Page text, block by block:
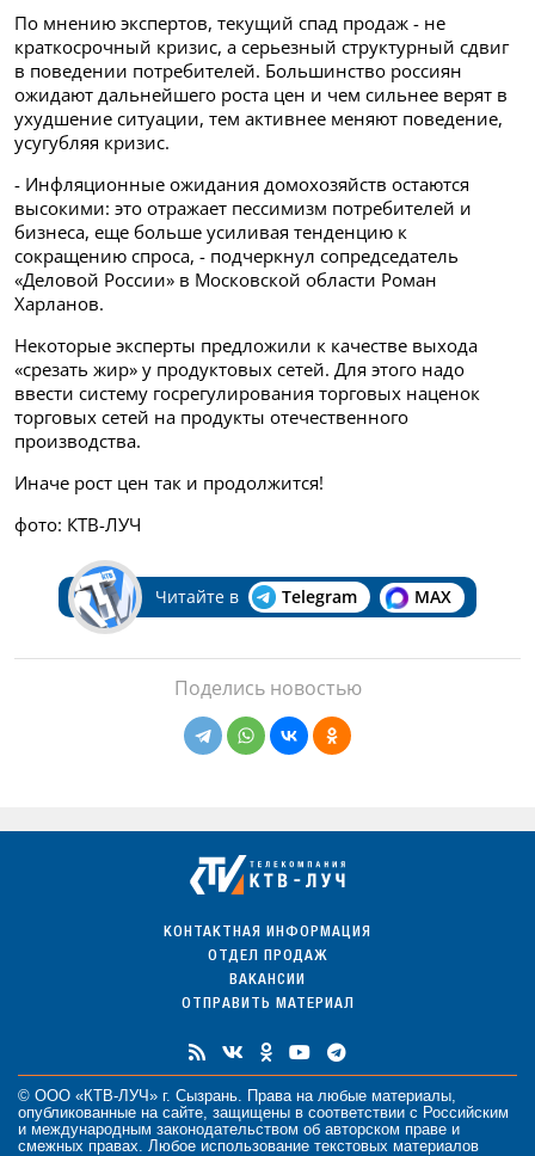
По мнению экспертов, текущий спад продаж - не
краткосрочный кризис, а серьезный структурный сдвиг
в поведении потребителей. Большинство россиян
ожидают дальнейшего роста цен и чем сильнее верят в
ухудшение ситуации, тем активнее меняют поведение,
усугубляя кризис.
- Инфляционные ожидания домохозяйств остаются
высокими: это отражает пессимизм потребителей и
бизнеса, еще больше усиливая тенденцию к
сокращению спроса, - подчеркнул сопредседатель
«Деловой России» в Московской области Роман
Харланов.
Некоторые эксперты предложили к качестве выхода
«срезать жир» у продуктовых сетей. Для этого надо
ввести систему госрегулирования торговых наценок
торговых сетей на продукты отечественного
производства.
Иначе рост цен так и продолжится!
фото: КТВ-ЛУЧ
Читайте в Telegram MAX
Поделись новостью
КОНТАКТНАЯ ИНФОРМАЦИЯ
ОТДЕЛ ПРОДАЖ
ВАКАНСИИ
ОТПРАВИТЬ МАТЕРИАЛ
© ООО «КТВ-ЛУЧ» г. Сызрань. Права на любые материалы,
опубликованные на сайте, защищены в соответствии с Российским
и международным законодательством об авторском праве и
смежных правах. Любое использование текстовых материалов